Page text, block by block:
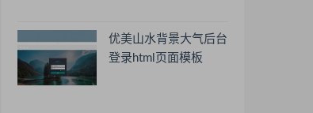
优美山水背景大气后台
登录html页面模板